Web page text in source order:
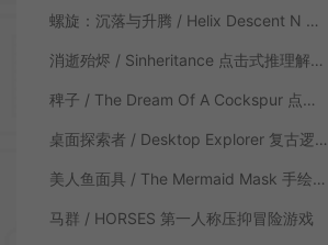
螺旋：沉落与升腾 / Helix Descent N Ascent 解谜冒险游戏
消逝殆烬 / Sinheritance 点击式推理解谜游戏
稗子 / The Dream Of A Cockspur 点击式剧情解谜游戏
桌面探索者 / Desktop Explorer 复古逻辑解密游戏
美人鱼面具 / The Mermaid Mask 手绘点击侦探解谜游戏
马群 / HORSES 第一人称压抑冒险游戏